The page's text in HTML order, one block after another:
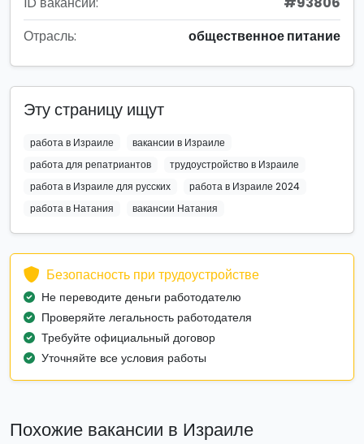
Отрасль:
общественное питание
Эту страницу ищут
работа в Израиле
вакансии в Израиле
работа для репатриантов
трудоустройство в Израиле
работа в Израиле для русских
работа в Израиле 2024
работа в Натания
вакансии Натания
Безопасность при трудоустройстве
Не переводите деньги работодателю
Проверяйте легальность работодателя
Требуйте официальный договор
Уточняйте все условия работы
Похожие вакансии в Израиле